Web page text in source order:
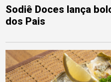
Sodiê Doces lança
dos Pais